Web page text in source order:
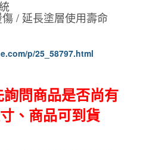
/ 延長塗層使用壽命
p/25_58797.html
問商品是否尚有
、商品可到貨